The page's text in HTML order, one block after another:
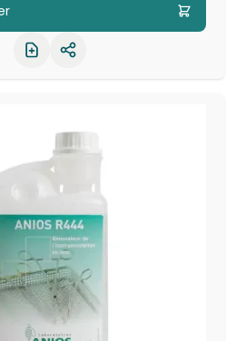
Partager le produit